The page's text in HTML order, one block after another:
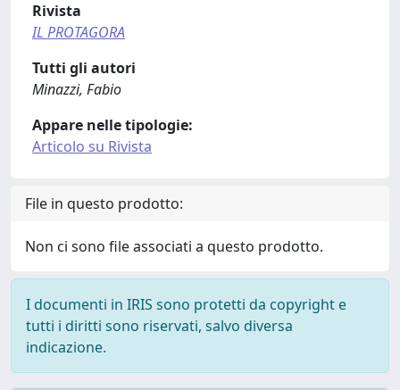
Rivista
IL PROTAGORA
Tutti gli autori
Minazzi, Fabio
Appare nelle tipologie:
Articolo su Rivista
File in questo prodotto:
Non ci sono file associati a questo prodotto.
I documenti in IRIS sono protetti da copyright e
tutti i diritti sono riservati, salvo diversa
indicazione.